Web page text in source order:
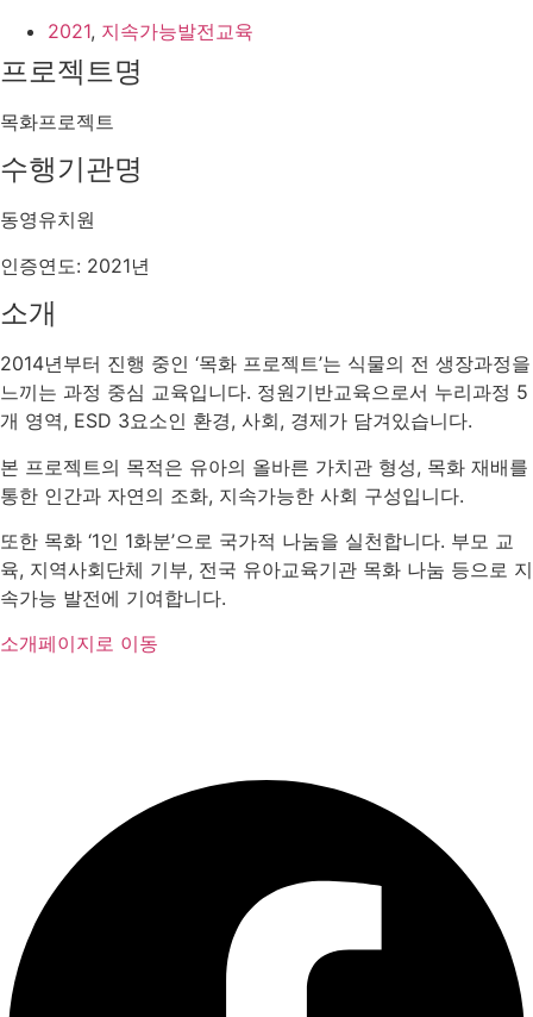
2021, 지속가능발전교육
프로젝트명
목화프로젝트
수행기관명
동영유치원
인증연도: 2021년
소개
2014년부터 진행 중인 ‘목화 프로젝트’는 식물의 전 생장과정을
느끼는 과정 중심 교육입니다. 정원기반교육으로서 누리과정 5
개 영역, ESD 3요소인 환경, 사회, 경제가 담겨있습니다.
본 프로젝트의 목적은 유아의 올바른 가치관 형성, 목화 재배를
통한 인간과 자연의 조화, 지속가능한 사회 구성입니다.
또한 목화 ‘1인 1화분’으로 국가적 나눔을 실천합니다. 부모 교
육, 지역사회단체 기부, 전국 유아교육기관 목화 나눔 등으로 지
속가능 발전에 기여합니다.
소개페이지로 이동